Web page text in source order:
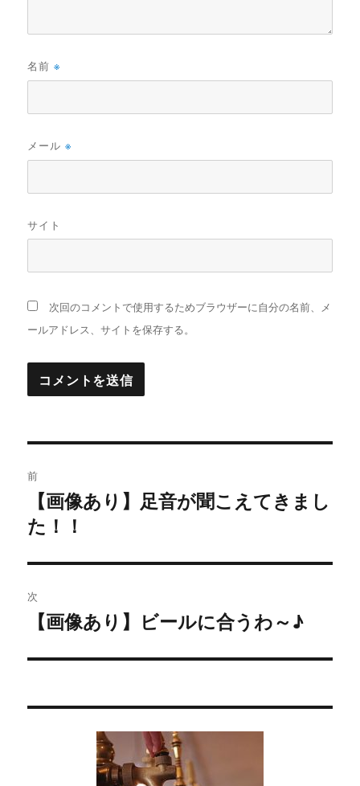
名前※
メール※
サイト
次回のコメントで使用するためブラウザーに自分の名前、メ
ールアドレス、サイトを保存する。
稿
ナ
ビ
ゲ
ー
シ
前
去
投
稿:
【画像あり】足音が聞こえてきまし
た！！
次
投
【画像あり】ビールに合うわ～♪